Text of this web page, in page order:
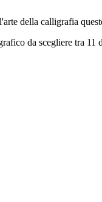
della calligrafia
da scegliere tra 11